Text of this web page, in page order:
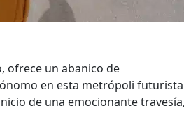
ofrece un abanico de
en esta metrópoli futurista
de una emocionante travesía,